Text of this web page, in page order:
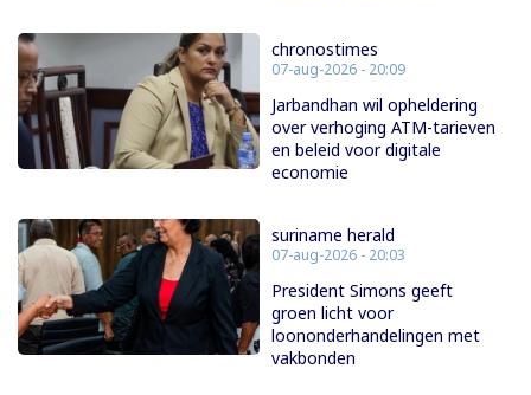
chronostimes
07-aug-2026 - 20:09
Jarbandhan wil opheldering
over verhoging ATM-tarieven
en beleid voor digitale
economie
suriname herald
07-aug-2026 - 20:03
President Simons geeft
groen licht voor
loononderhandelingen met
vakbonden